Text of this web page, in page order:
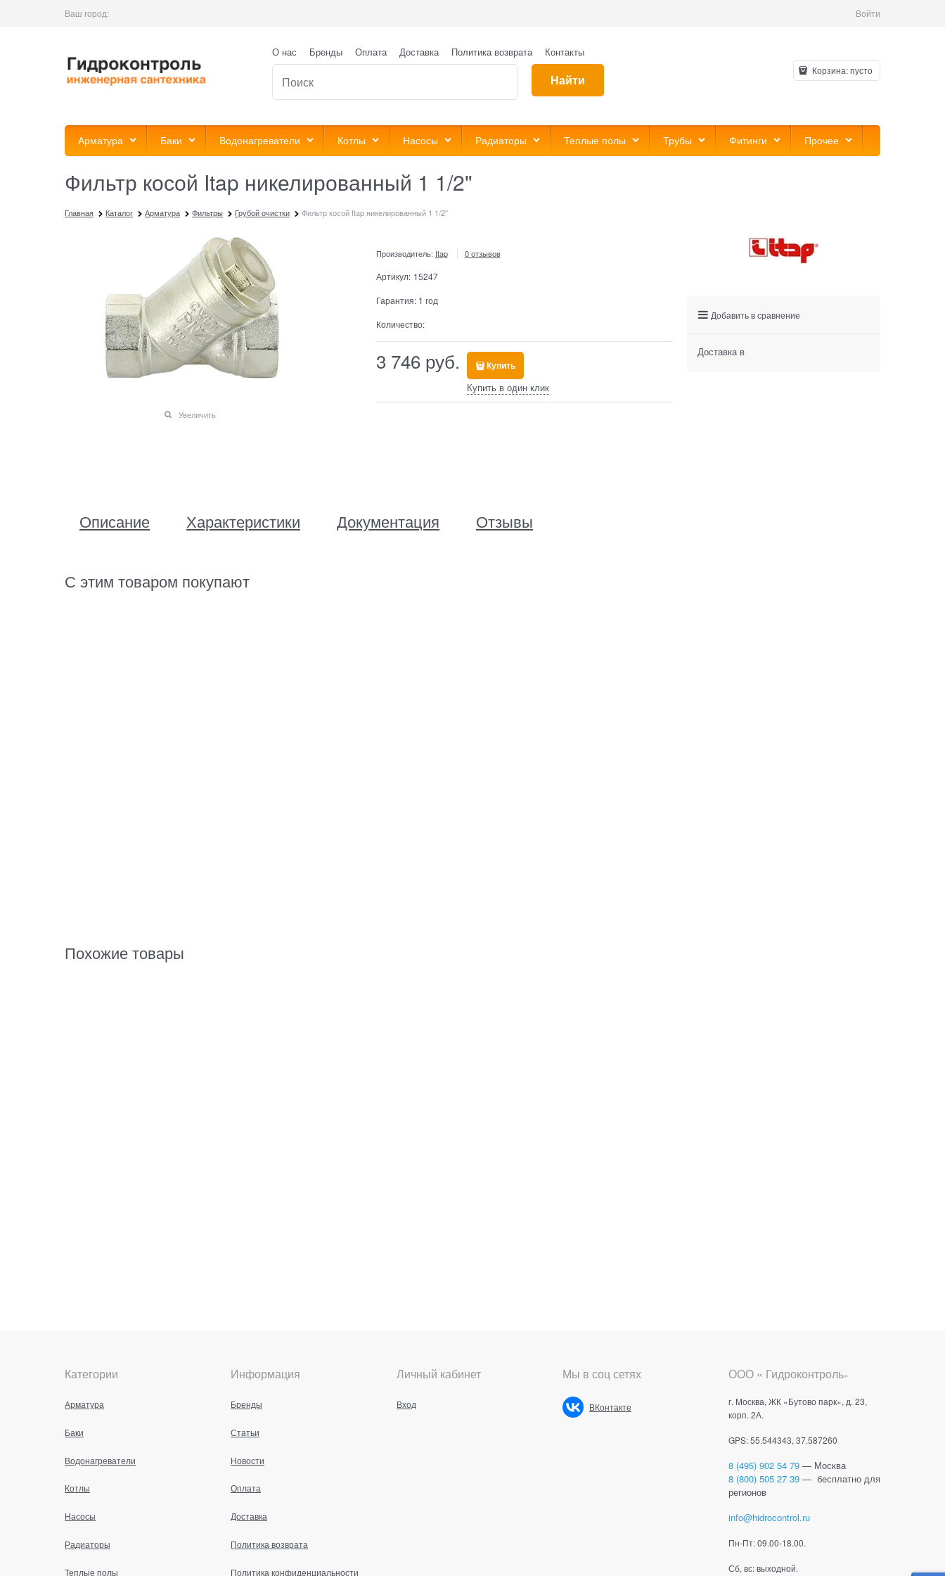
Ваш город: Войти
О нас Бренды Оплата Доставка Политика возврата Контакты
Найти
Корзина:пусто
Арматура Баки Водонагреватели Котлы Насосы Радиаторы Теплые полы Трубы Фитинги Прочее
Фильтр косой Itap никелированный 1 1/2"
Главная Каталог Арматура Фильтры Грубой очистки Фильтр косой Itap никелированный 1 1/2"
Увеличить
Производитель: Itap 0 отзывов
Артикул: 15247
Гарантия: 1 год
Количество:
3 746 руб. Купить
Купить в один клик
Описание Характеристики Документация Отзывы
С этим товаром покупают
Похожие товары
Добавить в сравнение
Доставка в
Категории
Арматура
Баки
Водонагреватели
Котлы
Насосы
Радиаторы
Теплые полы
Информация
Бренды
Статьи
Новости
Оплата
Доставка
Политика возврата
Политика конфиденциальности
Личный кабинет
Вход
Мы в соц сетях
ВКонтакте
ООО « Гидроконтроль»
г. Москва, ЖК «Бутово парк», д. 23,
корп. 2А.
GPS: 55.544343, 37.587260
8 (495) 902 54 79 — Москва
8 (800) 505 27 39 — бесплатно для
регионов
info@hidrocontrol.ru
Пн-Пт: 09.00-18.00.
Сб, вс: выходной.